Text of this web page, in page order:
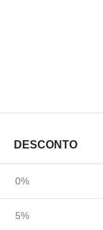
DESCONTO
0%
5%